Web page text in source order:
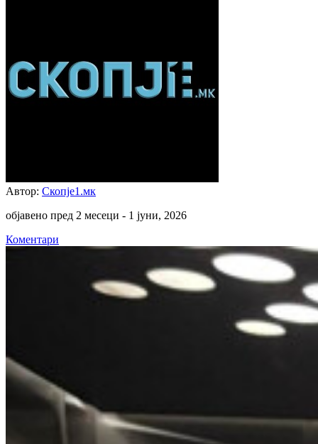
Автор: Скопје1.мк
објавено пред 2 месеци - 1 јуни, 2026
Коментари